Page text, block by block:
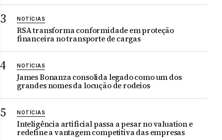
NOTÍCIAS
RSA transforma conformidade em proteção
financeira no transporte de cargas
NOTÍCIAS
James Bonanza consolida legado como um dos
grandes nomes da locução de rodeios
NOTÍCIAS
Inteligência artificial passa a pesar no valuation e
redefine a vantagem competitiva das empresas